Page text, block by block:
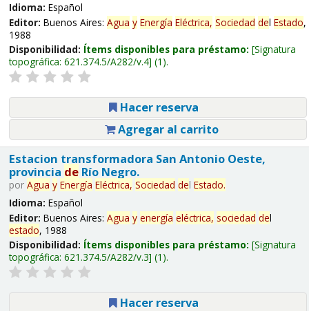
Idioma: Español
Editor: Buenos Aires: Agua y Energía Eléctrica, Sociedad del Estado,
1988
Disponibilidad: Ítems disponibles para préstamo: Signatura
topográfica: 621.374.5/A282/v.4 (1).
Hacer reserva
Agregar al carrito
Estacion transformadora San Antonio Oeste,
provincia deRío Negro.
por Agua y Energía Eléctrica, Sociedad del Estado.
Idioma: Español
Editor: Buenos Aires: Agua y energía eléctrica, sociedad del
estado, 1988
Disponibilidad: Ítems disponibles para préstamo: Signatura
topográfica: 621.374.5/A282/v.3 (1).
Hacer reserva